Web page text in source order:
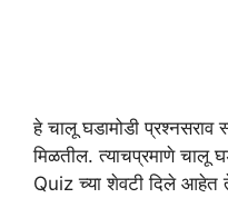
हे चालू घडामोडी
मिळतील. त्याचप्रमाणे चालू
Quiz च्या शेवटी दिले आहेत